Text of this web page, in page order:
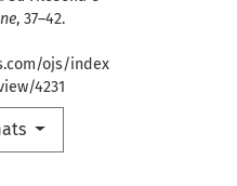
, 37–42.
ojs/index
4231